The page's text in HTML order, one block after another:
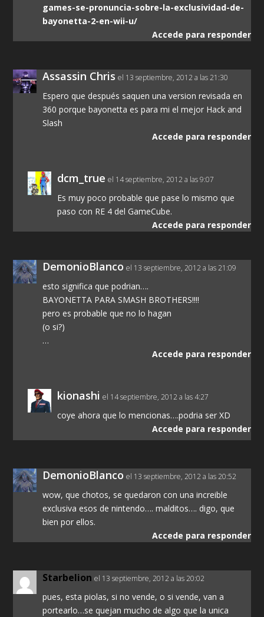
games-se-pronuncia-sobre-la-exclusividad-de-
bayonetta-2-en-wii-u/
Accede para responder
Assassin Chris el 13 septiembre, 2012 a las 21:30
Espero que después saquen una version revisada en
360 porque bayonetta es para mi el mejor Hack and
Slash
Accede para responder
dcm_true el 14 septiembre, 2012 a las 9:07
Es muy poco probable que pase lo mismo que
paso con RE 4 del GameCube.
Accede para responder
DemonioBlanco el 13 septiembre, 2012 a las 21:09
esto significa que podrian….
BAYONETTA PARA SMASH BROTHERS!!!!
pero es probable que no lo hagan
(o si?)
…
Accede para responder
kionashi el 14 septiembre, 2012 a las 4:27
coye ahora que lo mencionas….podria ser XD
Accede para responder
DemonioBlanco el 13 septiembre, 2012 a las 20:52
wow, que chotos, se quedaron con una increible
exclusiva esos de nintendo…. malditos…. digo, que
bien por ellos.
Accede para responder
Starbelion el 13 septiembre, 2012 a las 20:02
pues, esta piolas, si no vende, o si vende, van a
portearlo…se quejan mucho de algo que la unica